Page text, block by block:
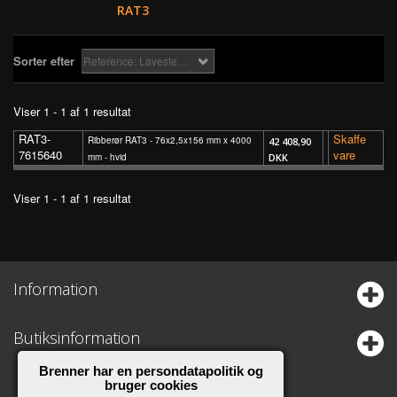
RAT3
Sorter efter
Viser 1 - 1 af 1 resultat
RAT3-
7615640
Ribberør RAT3 - 76x2,5x156 mm x 4000
mm - hvid
42 408,90
DKK
Skaffe
vare
Viser 1 - 1 af 1 resultat
Information
Butiksinformation
Brenner har en persondatapolitik og
bruger cookies